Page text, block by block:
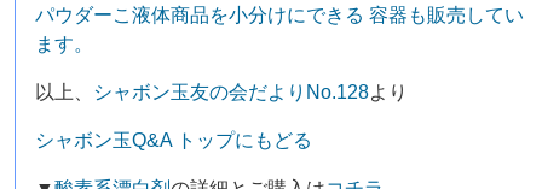
パウダーこ液体商品を小分けにできる 容器も販売してい
ます。
以上、 シャボン玉友の会だよりNo.128より
シャボン玉Q&A トップにもどる